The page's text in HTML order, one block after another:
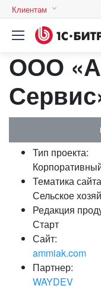
Клиентам
ООО
Тип проекта:
Тематика
Сельское
Редакция
Старт
Сайт:
ammiak.com
Партнер:
WAYDEV